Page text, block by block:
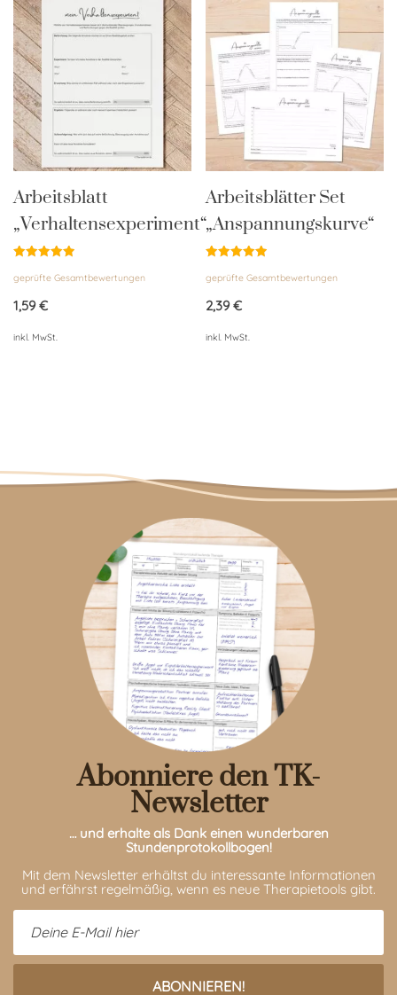
Arbeitsblatt
„Verhaltensexperiment“
mit
von 5
geprüfte Gesamtbewertungen
1,59€
inkl. MwSt.
Arbeitsblätter Set
„Anspannungskurve“
mit
von 5
geprüfte Gesamtbewertungen
2,39€
inkl. MwSt.
Abonniere den TK-
Newsletter
… und erhalte als Dank einen wunderbaren
Stundenprotokollbogen!
Mit dem Newsletter erhältst du interessante Informationen
und erfährst regelmäßig, wenn es neue Therapietools gibt.